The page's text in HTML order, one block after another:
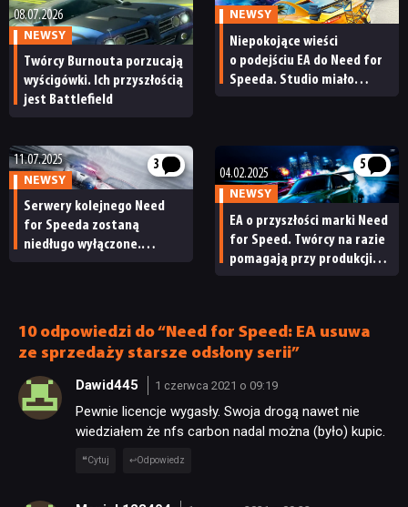
NEWSY
PUBLICYSTYKA
KULTURA
TECHNOLOGIE
DYSKUSJE
08.07.2026
NEWSY
Twórcy Burnouta porzucają
wyścigówki. Ich przyszłością
jest Battlefield
NEWSY
Niepokojące wieści
o podejściu EA do Need for
Speeda. Studio miało
3
11.07.2025
NEWSY
Serwery kolejnego Need
for Speeda zostaną
niedługo wyłączone.
5
04.02.2025
NEWSY
EA o przyszłości marki Need
for Speed. Twórcy na razie
pomagają przy produkcji
10 odpowiedzi do “Need for Speed: EA usuwa
ze sprzedaży starsze odsłony serii”
Dawid445 1 czerwca 2021 o 09:19
Pewnie licencje wygasły. Swoja drogą nawet nie
wiedziałem że nfs carbon nadal można (było) kupic.
Cytuj Odpowiedz